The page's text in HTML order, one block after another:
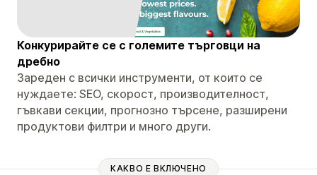
Конкурирайте се с големите търговци на
дребно
Зареден с всички инструменти, от които се
нуждаете: SEO, скорост, производителност,
гъвкави секции, прогнозно търсене, разширени
продуктови филтри и много други.
КАКВО Е ВКЛЮЧЕНО